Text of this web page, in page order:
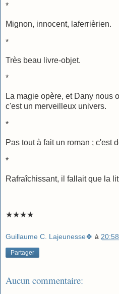
*
Mignon, innocent, laferrièrien.
*
Très beau livre-objet.
*
La magie opère, et Dany nous
c'est un merveilleux univers.
*
Pas tout à fait un roman ; c'est
*
Rafraîchissant, il fallait que la
★★★★
Guillaume C. Lajeunesse🍀 à
Partager
Aucun commentaire: